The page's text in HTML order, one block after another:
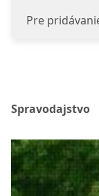
Pre
Spravodajstvo